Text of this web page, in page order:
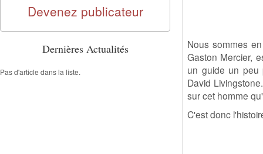
Nous sommes
Gaston Mercier,
un guide un peu
David
sur cet homme
C'est donc
Devenez publicateur
Dernières Actualités
Pas d'article dans la liste.